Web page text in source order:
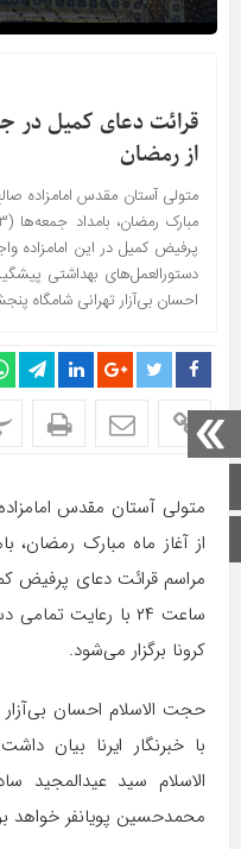
اینستاگرام
قرائت دعای کمیل در
از رمضان
متولی آستان مقدس امامزاده
دستورالعمل‌های بهداشتی
احسان بی‌آزار تهرانی شامگاه
متولی آستان مقدس
مراسم قرائت دعای پرفیض
ساعت ۲۴ با رعایت
کرونا برگزار می‌شود.
حجت الاسلام احسان
با خبرنگار ایرنا بیان
الاسلام سید عیدالمجید
محمدحسین پویانفر خواهد